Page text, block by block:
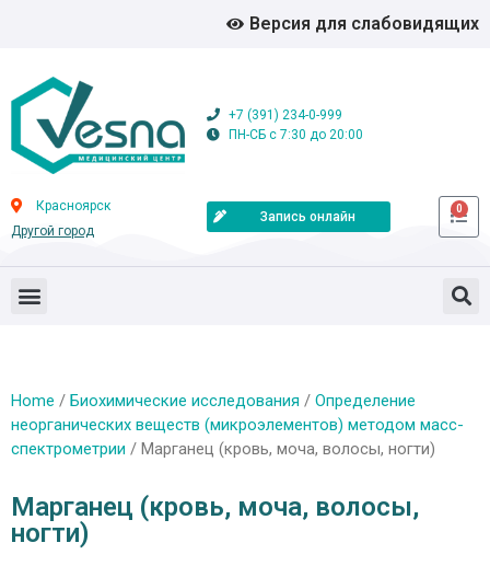
Версия для слабовидящих
+7 (391) 234-0-999
ПН-СБ с 7:30 до 20:00
Красноярск
Другой город
Запись онлайн
0
Home / Биохимические исследования / Определение
неорганических веществ (микроэлементов) методом масс-
спектрометрии / Марганец (кровь, моча, волосы, ногти)
Марганец (кровь, моча, волосы,
ногти)